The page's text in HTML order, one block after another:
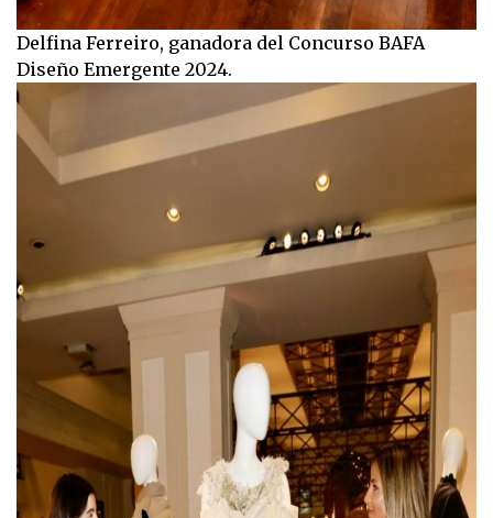
Delfina Ferreiro, ganadora del Concurso BAFA
Diseño Emergente 2024.